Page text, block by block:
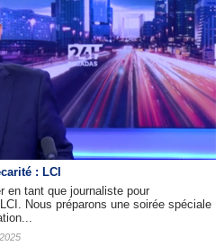
: LCI
en tant que journaliste pour
Nous préparons une soirée spéciale